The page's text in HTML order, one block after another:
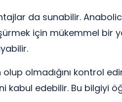
da sunabilir. Anabolic
için mükemmel bir
olmadığını kontrol
kabul edebilir. Bu bilgiyi